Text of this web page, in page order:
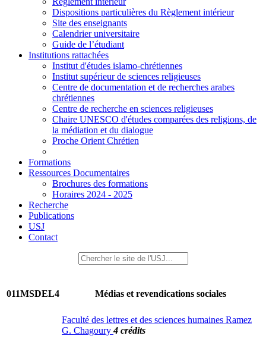
Dispositions particulières du Règlement intérieur
Site des enseignants
Calendrier universitaire
Guide de l’étudiant
Institutions rattachées
Institut d'études islamo-chrétiennes
Institut supérieur de sciences religieuses
Centre de documentation et de recherches arabes
chrétiennes
Centre de recherche en sciences religieuses
Chaire UNESCO d'études comparées des religions, de
la médiation et du dialogue
Proche Orient Chrétien
Formations
Ressources Documentaires
Brochures des formations
Horaires 2024 - 2025
Recherche
Publications
USJ
Contact
011MSDEL4 Médias et revendications sociales
Faculté des lettres et des sciences humaines Ramez
G. Chagoury4 crédits